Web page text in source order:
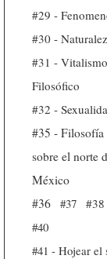
#29 -
#30 -
#31 - Vitalismo
Filosófico
#32 -
#35 - Filosofía
sobre el norte
México
#36
#37 #38
#40
#41 - Hojear el